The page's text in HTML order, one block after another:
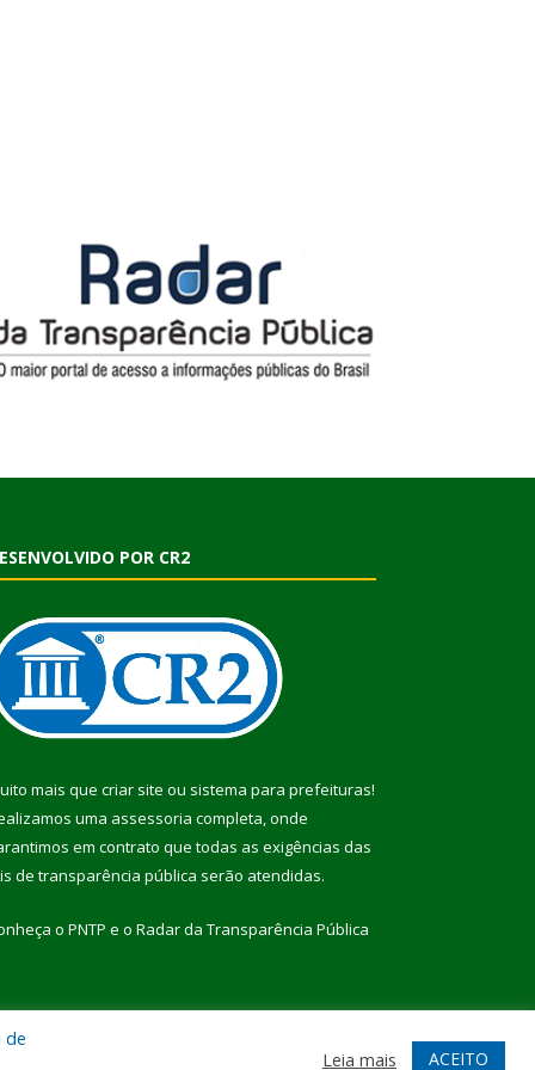
POR CR2
mais que criar site ou sistema para prefeituras!
uma assessoria completa, onde
em contrato que todas as exigências das
de transparência pública serão atendidas.
o PNTP e o Radar da Transparência Pública
Acessar Webmail
de
Leia mais ACEITO